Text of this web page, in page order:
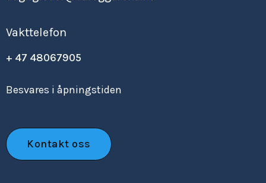
Vakttelefon
+ 47 48067905
Besvares i åpningstiden
Kontakt oss